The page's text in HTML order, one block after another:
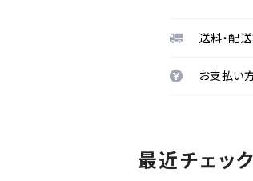
送料・配
お支払い
最近チェッ